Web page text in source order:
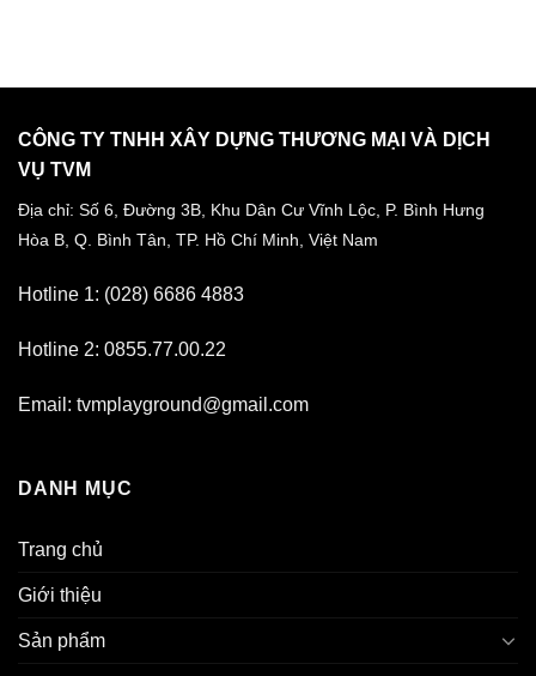
CÔNG TY TNHH XÂY DỰNG THƯƠNG MẠI VÀ DỊCH
VỤ TVM
Địa chỉ: Số 6, Đường 3B, Khu Dân Cư Vĩnh Lộc, P. Bình Hưng
Hòa B, Q. Bình Tân, TP. Hồ Chí Minh, Việt Nam
Hotline 1: (028) 6686 4883
Hotline 2: 0855.77.00.22
Email: tvmplayground@gmail.com
DANH MỤC
Trang chủ
Giới thiệu
Sản phẩm